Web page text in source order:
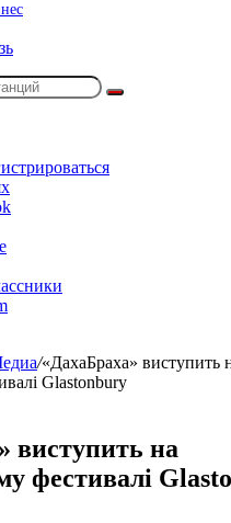
Поиск
/«ДахаБраха» виступить
Glastonbury
виступить на
фестивалі